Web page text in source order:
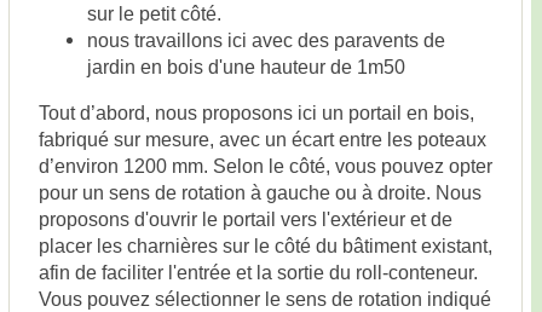
sur le petit côté.
nous travaillons ici avec des paravents de
jardin en bois d'une hauteur de 1m50
Tout d’abord, nous proposons ici un portail en bois,
fabriqué sur mesure, avec un écart entre les poteaux
d’environ 1200 mm. Selon le côté, vous pouvez opter
pour un sens de rotation à gauche ou à droite. Nous
proposons d'ouvrir le portail vers l'extérieur et de
placer les charnières sur le côté du bâtiment existant,
afin de faciliter l'entrée et la sortie du roll-conteneur.
Vous pouvez sélectionner le sens de rotation indiqué